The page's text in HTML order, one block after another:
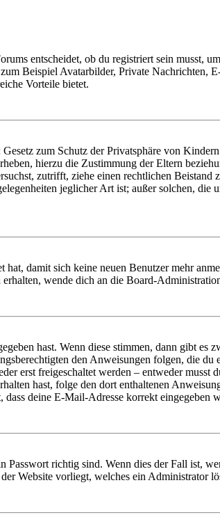
entscheidet, ob du registriert sein musst,
Beispiel Avatarbilder, Private Nachrichten,
Vorteile bietet.
zum Schutz der Privatsphäre von
hierzu die Zustimmung der Eltern
zutrifft, ziehe einen rechtlichen
jeglicher Art ist; außer solchen,
damit sich keine neuen Benutzer mehr
wende dich an die Board-
hast. Wenn diese stimmen, dann gibt es
den Anweisungen folgen, die
erst freigeschaltet werden – entweder musst
hast, folge den dort enthaltenen
deine E-Mail-Adresse korrekt eingegeben
richtig sind. Wenn dies der Fall ist,
Website vorliegt, welches ein Administrator